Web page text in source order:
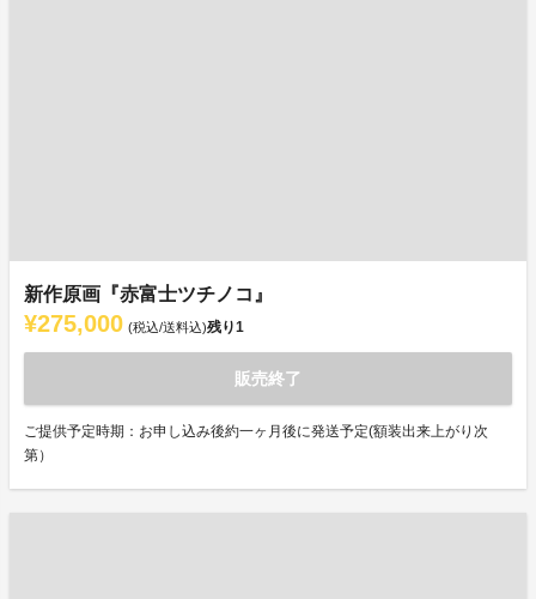
新作原画『赤富士ツチノコ』
¥275,000 (税込/送料込)残り1
販売終了
ご提供予定時期：お申し込み後約一ヶ月後に発送予定(額装出来上がり次
第）